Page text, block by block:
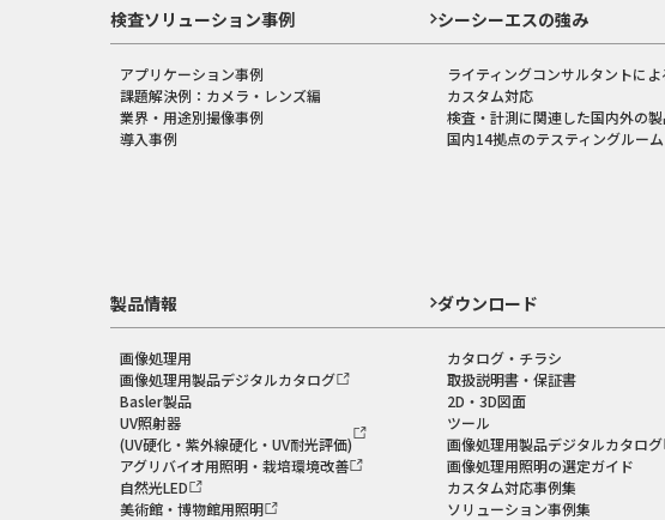
検査ソリューション事例
アプリケーション事例
課題解決例：カメラ・レンズ編
業界・用途別撮像事例
導入事例
シーシーエスの強み
ライティングコンサルタントに
カスタム対応
検査・計測に関連した国内外の
国内14拠点のテスティングルーム
製品情報
画像処理用
画像処理用製品デジタルカタログ
Basler製品
UV照射器
(UV硬化・紫外線硬化・UV耐光評価)
アグリバイオ用照明・栽培環境改善
自然光LED
美術館・博物館用照明
ダウンロード
カタログ・チラシ
取扱説明書・保証書
2D・3D図面
ツール
画像処理用製品デジタルカタログ
画像処理用照明の選定ガイド
カスタム対応事例集
ソリューション事例集